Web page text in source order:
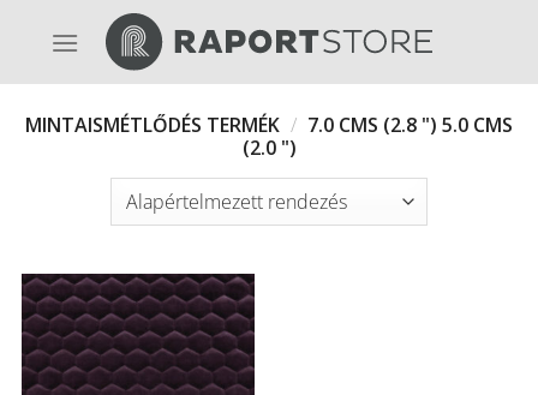
MINTAISMÉTLŐDÉS TERMÉK / 7.0 CMS (2.8 ") 5.0 CMS
(2.0 ")